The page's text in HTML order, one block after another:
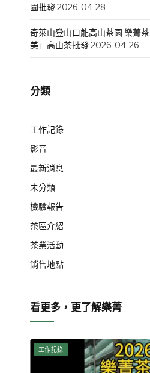
園批發2026-04-28
奇萊山登山口能高山茶園 樂菁
美」高山茶批發2026-04-26
分類
工作記錄
影音
最新消息
未分類
檢驗報告
茶區介紹
茶業活動
銷售地點
看更多，更了解樂菁
工作記錄